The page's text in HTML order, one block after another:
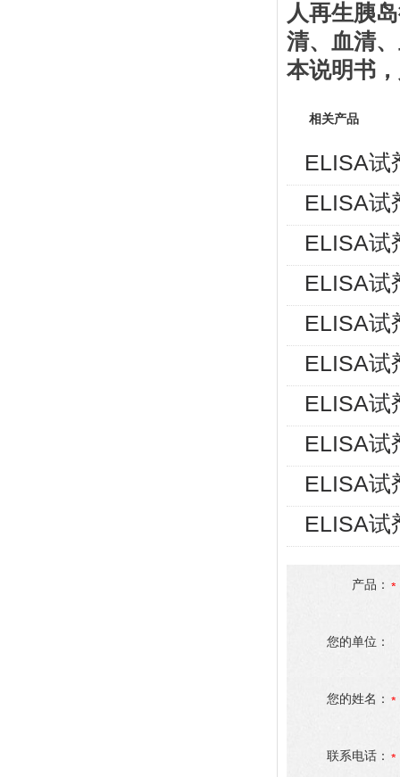
人再生胰
清、血清
本说明书
相关产品
ELISA试
ELISA试
ELISA试
ELISA试
ELISA试
ELISA试
ELISA试
ELISA试
ELISA试
ELISA试
产品：
您的单位：
您的姓名：
联系电话：